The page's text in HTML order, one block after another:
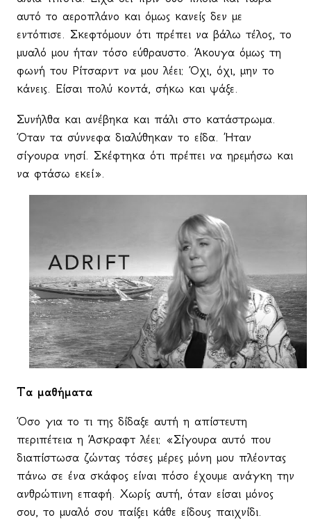
αυτό το αεροπλάνο και όμως κανείς δεν με
εντόπισε. Σκεφτόμουν ότι πρέπει να βάλω τέλος, το
μυαλό μου ήταν τόσο εύθραυστο. Άκουγα όμως τη
φωνή του Ρίτσαρντ να μου λέει: Όχι, όχι, μην το
κάνεις. Είσαι πολύ κοντά, σήκω και ψάξε.
Συνήλθα και ανέβηκα και πάλι στο κατάστρωμα.
Όταν τα σύννεφα διαλύθηκαν το είδα. Ήταν
σίγουρα νησί. Σκέφτηκα ότι πρέπει να ηρεμήσω και
να φτάσω εκεί».
Τα μαθήματα
Όσο για το τι της δίδαξε αυτή η απίστευτη
περιπέτεια η Άσκραφτ λέει: «Σίγουρα αυτό που
διαπίστωσα ζώντας τόσες μέρες μόνη μου πλέοντας
πάνω σε ένα σκάφος είναι πόσο έχουμε ανάγκη την
ανθρώπινη επαφή. Χωρίς αυτή, όταν είσαι μόνος
σου, το μυαλό σου παίξει κάθε είδους παιχνίδι.